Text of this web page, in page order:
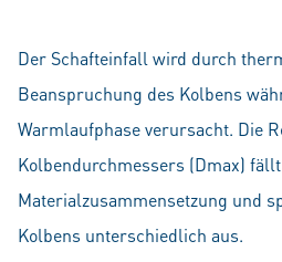
Der Schafteinfall wird durch
Beanspruchung des Kolbens
Warmlaufphase verursacht. Die
Kolbendurchmessers (Dmax)
Materialzusammensetzung und
Kolbens unterschiedlich aus.